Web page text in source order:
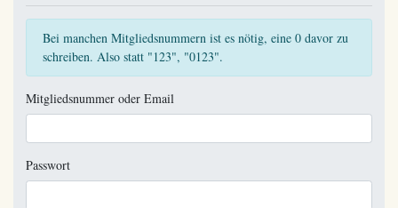
Bei manchen Mitgliedsnummern ist es nötig, eine 0 davor zu
schreiben. Also statt "123", "0123".
Mitgliedsnummer oder Email
Passwort